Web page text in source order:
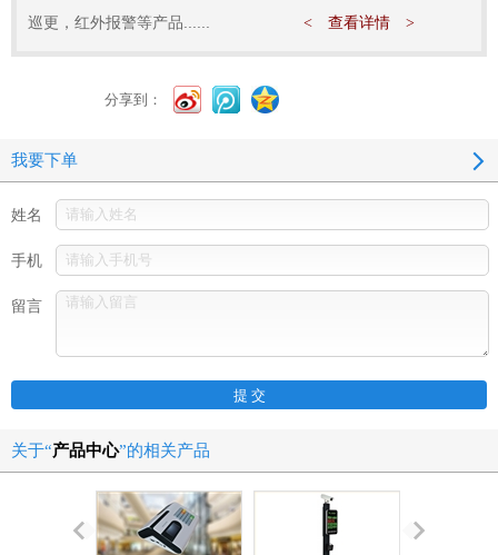
巡更，红外报警等产品...... < 查看详情 >
分享到：
我要下单
姓名
手机
留言
关于“产品中心”的相关产品